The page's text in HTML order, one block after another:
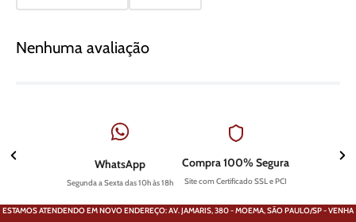
Nenhuma avaliação
WhatsApp
Segunda a Sexta das 10h às 18h
Compra 100% Segura
Site com Certificado SSL e PCI
ESTAMOS ATENDENDO EM NOVO ENDEREÇO: AV. JAMARIS, 380 - MOEMA, SÃO PAULO/SP - VENHA